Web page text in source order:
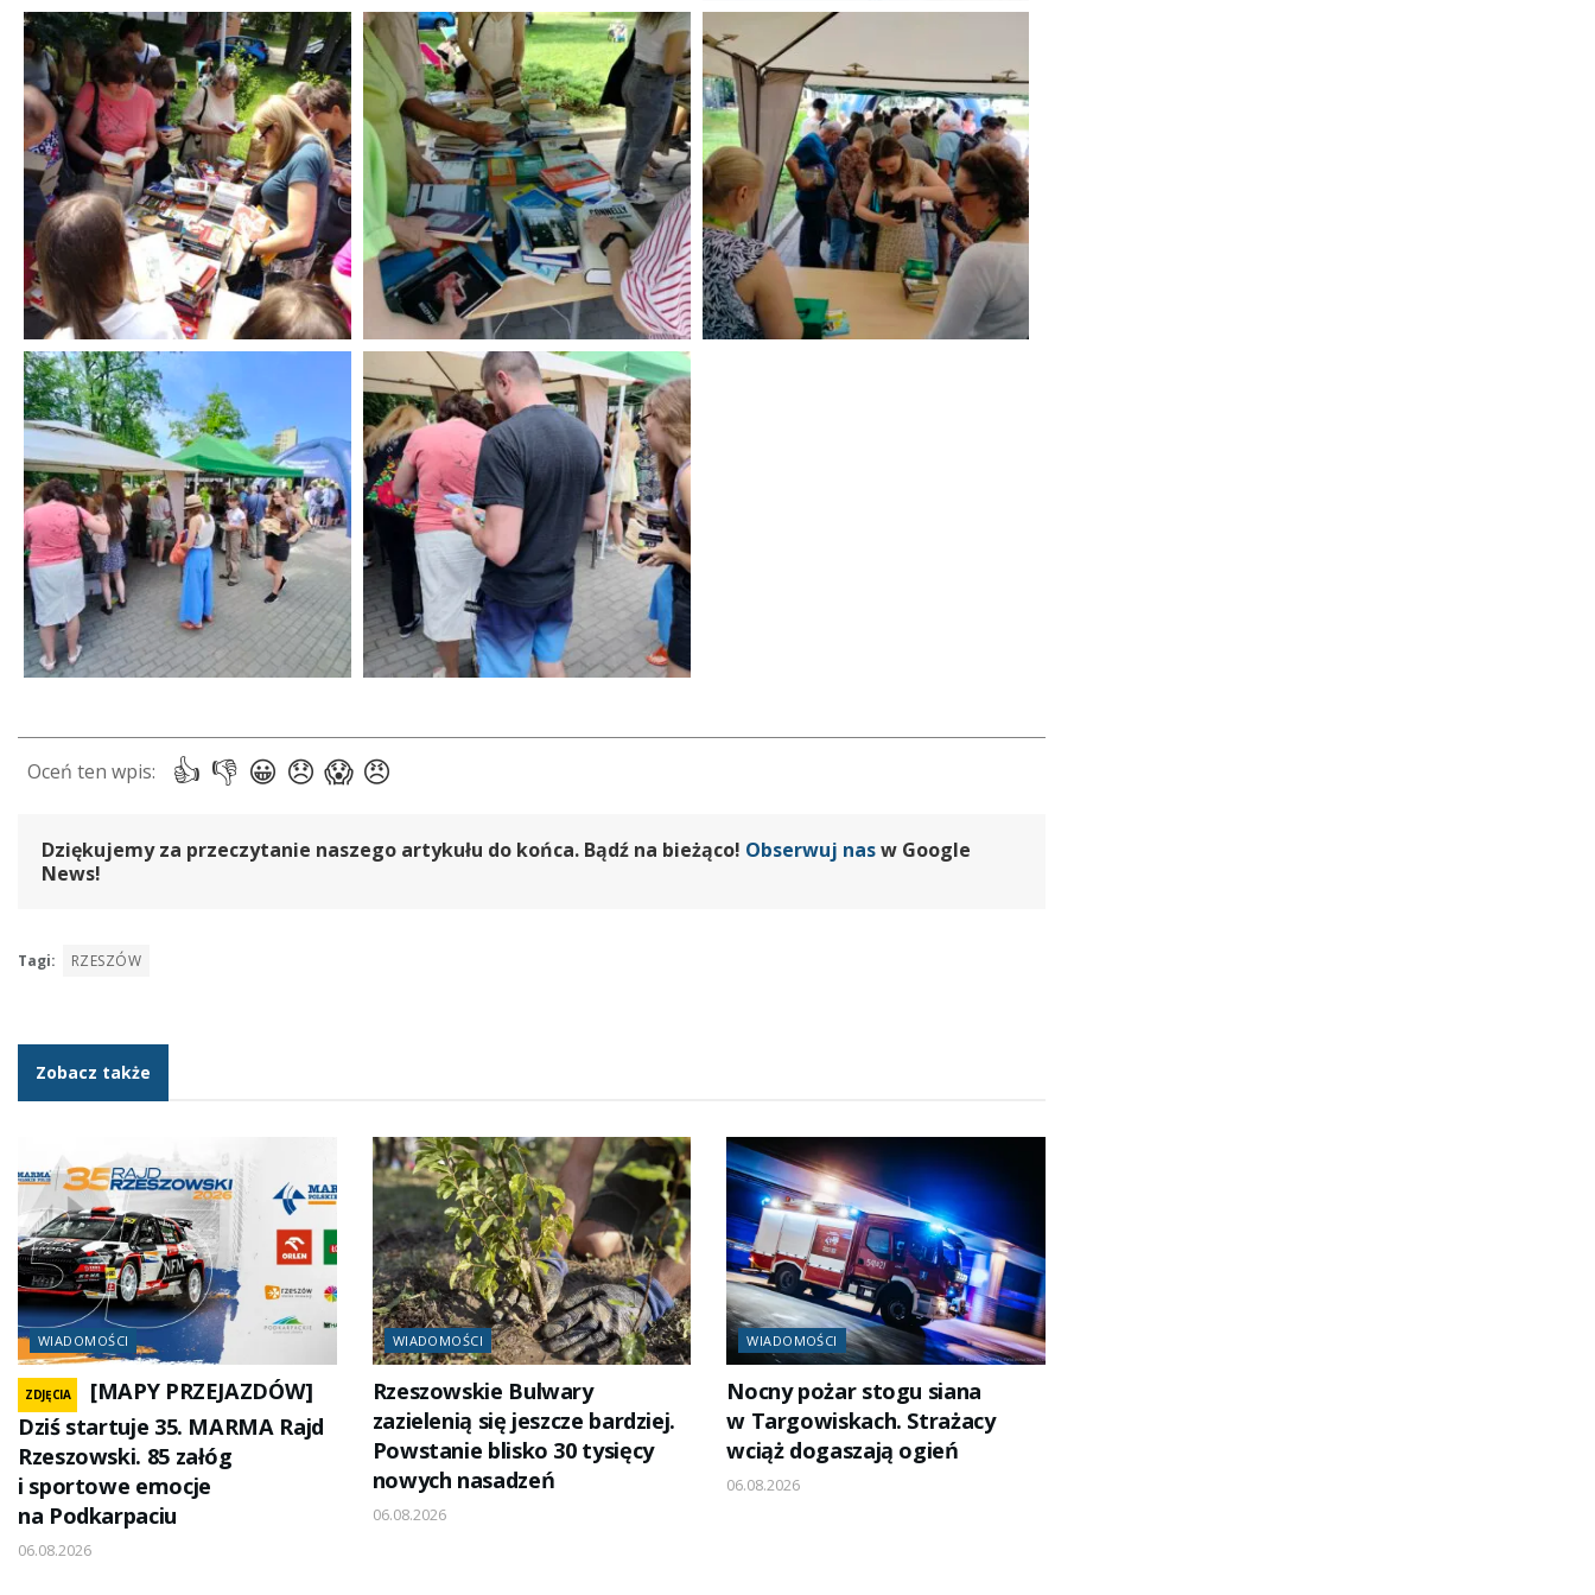
Dziękujemy za przeczytanie naszego artykułu do końca. Bądź na bieżąco! Obserwuj nasw Google
News!
Tagi: RZESZÓW
Zobacz także
WIADOMOŚCI
ZDJĘCIA
[MAPY PRZEJAZDÓW]
Dziś startuje 35. MARMA Rajd
Rzeszowski. 85 załóg
i sportowe emocje
na Podkarpaciu
06.08.2026
WIADOMOŚCI
Rzeszowskie Bulwary
zazielenią się jeszcze bardziej.
Powstanie blisko 30 tysięcy
nowych nasadzeń
06.08.2026
WIADOMOŚCI
Nocny pożar stogu siana
w Targowiskach. Strażacy
wciąż dogaszają ogień
06.08.2026